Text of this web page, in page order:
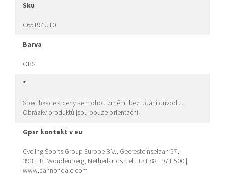
sku
C65194U10
barva
OBS
*
Specifikace a ceny se mohou změnit bez udání důvodu.
Obrázky produktů jsou pouze orientační.
gpsr kontakt v eu
Cycling Sports Group Europe B.V., Geeresteinselaan 57,
3931JB, Woudenberg, Netherlands, tel.: +31 88 1971 500 |
www.cannondale.com